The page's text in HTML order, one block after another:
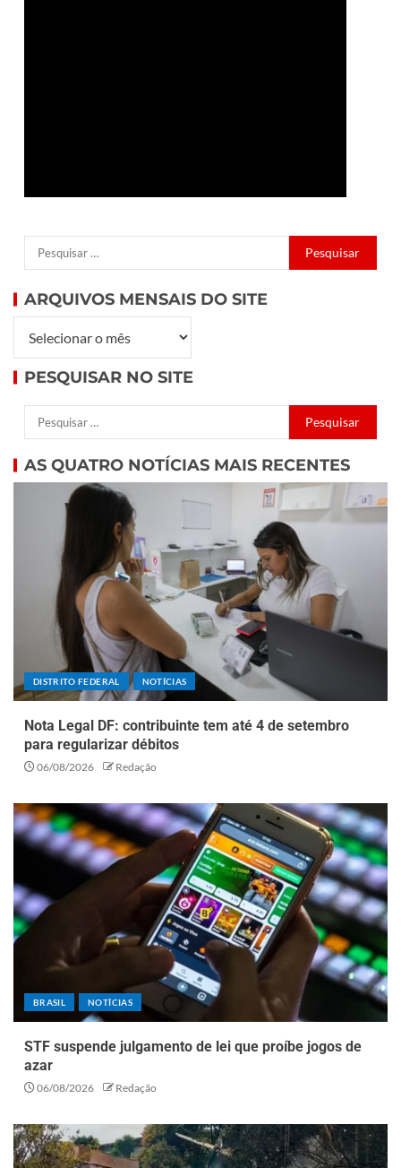
ARQUIVOS MENSAIS DO SITE
PESQUISAR NO SITE
AS QUATRO NOTÍCIAS MAIS RECENTES
DISTRITO FEDERAL NOTÍCIAS
Nota Legal DF: contribuinte tem até 4 de setembro
para regularizar débitos
06/08/2026 Redação
BRASIL NOTÍCIAS
STF suspende julgamento de lei que proíbe jogos de
azar
06/08/2026 Redação